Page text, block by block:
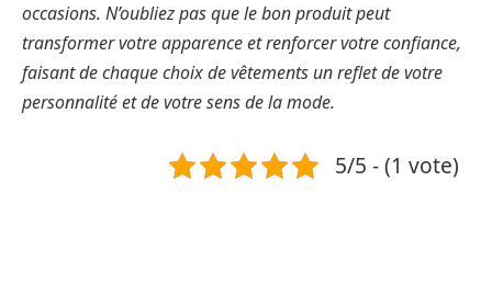
occasions. N’oubliez pas que le bon produit peut
transformer votre apparence et renforcer votre confiance,
faisant de chaque choix de vêtements un reflet de votre
personnalité et de votre sens de la mode.
5/5 - (1 vote)